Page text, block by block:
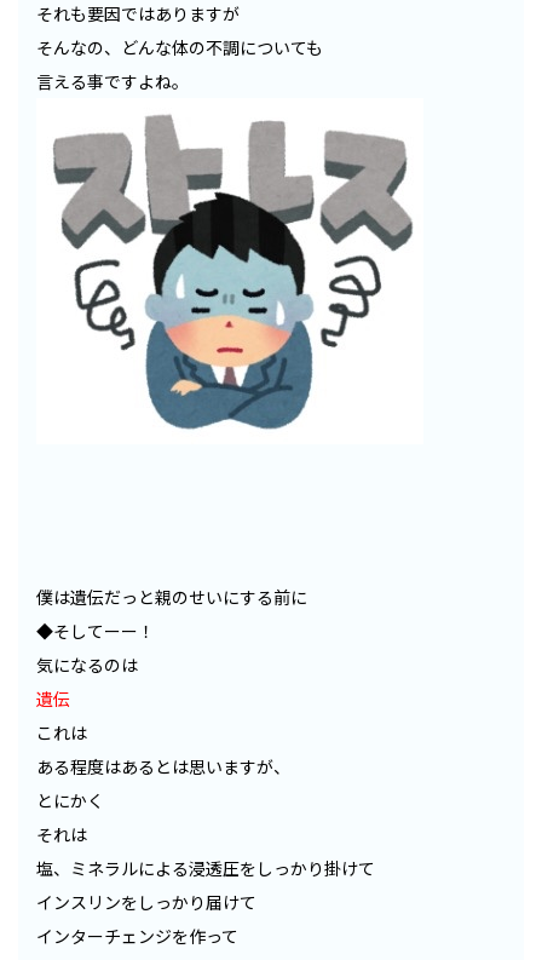
それも要因ではありますが
そんなの、どんな体の不調についても
言える事ですよね。
僕は遺伝だっと親のせいにする前に
◆そしてーー！
気になるのは
遺伝
これは
ある程度はあるとは思いますが、
とにかく
それは
塩、ミネラルによる浸透圧をしっかり掛けて
インスリンをしっかり届けて
インターチェンジを作って